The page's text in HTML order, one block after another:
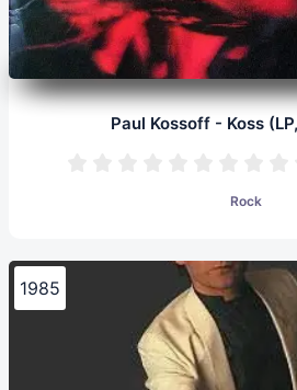
Paul Kossoff - Koss
Rock
1985